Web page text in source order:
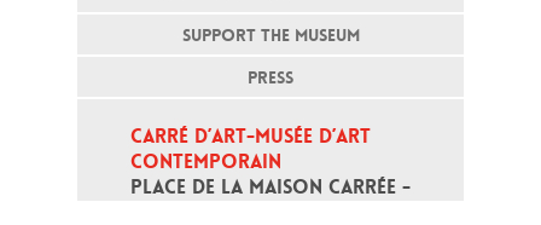
SUPPORT THE MUSEUM
PRESS
CARRÉ D’ART-MUSÉE D’ART
CONTEMPORAIN
PLACE DE LA MAISON CARRÉE -